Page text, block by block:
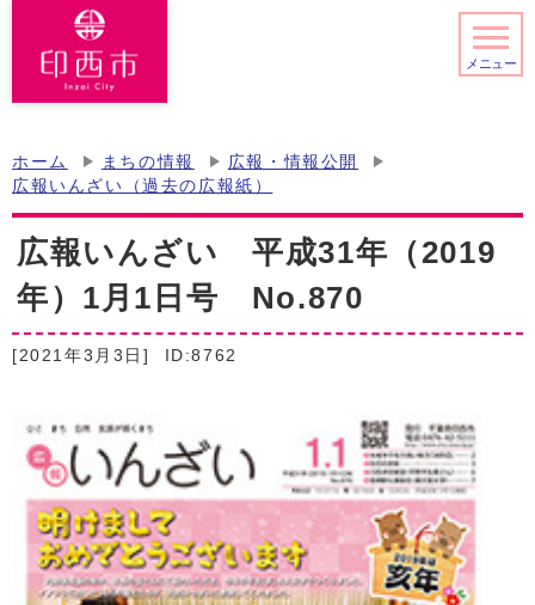
メニュー
ホーム まちの情報
広報・情報公開
広報いんざい（過去の広報紙）
広報いんざい 平成31年（2019
年）1月1日号 No.870
[2021年3月3日] ID:8762